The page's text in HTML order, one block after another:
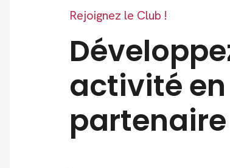
Rejoignez le Club !
activité
partenaire